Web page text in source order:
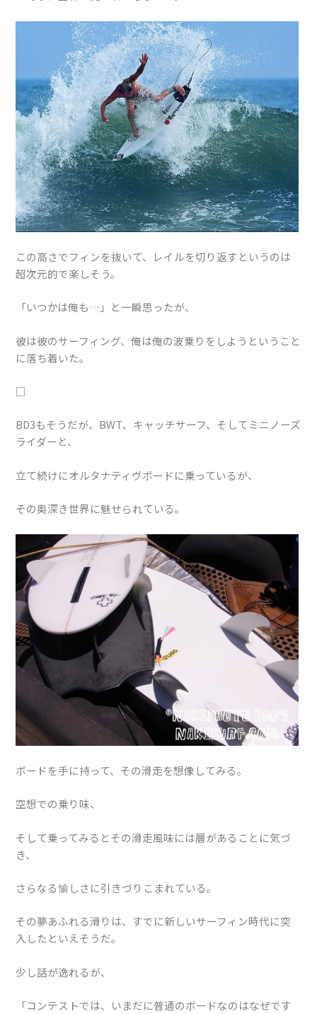
この高さでフィンを抜いて、レイルを切り返すというのは
超次元的で楽しそう。
「いつかは俺も…」と一瞬思ったが、
彼は彼のサーフィング、俺は俺の波乗りをしようということ
に落ち着いた。
□
BD3もそうだが、BWT、キャッチサーフ、そしてミニノーズ
ライダーと、
立て続けにオルタナティヴボードに乗っているが、
その奥深き世界に魅せられている。
ボードを手に持って、その滑走を想像してみる。
空想での乗り味、
そして乗ってみるとその滑走風味には層があることに気づ
き、
さらなる愉しさに引きづりこまれている。
その夢あふれる滑りは、すでに新しいサーフィン時代に突
入したといえそうだ。
少し話が逸れるが、
「コンテストでは、いまだに普通のボードなのはなぜです